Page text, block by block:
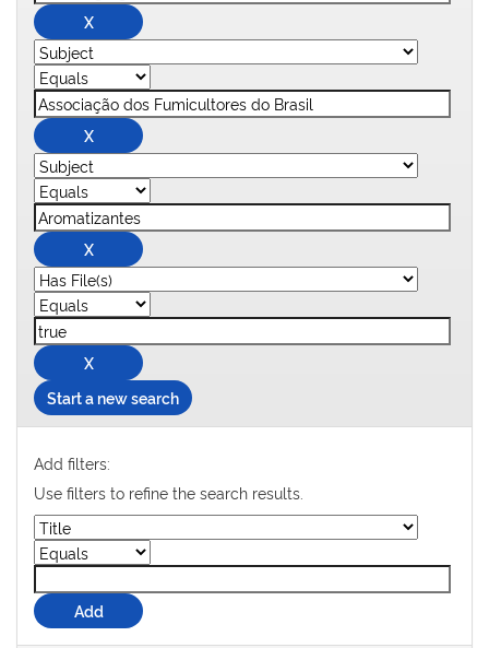
Start a new search
Add filters:
Use filters to refine the search results.